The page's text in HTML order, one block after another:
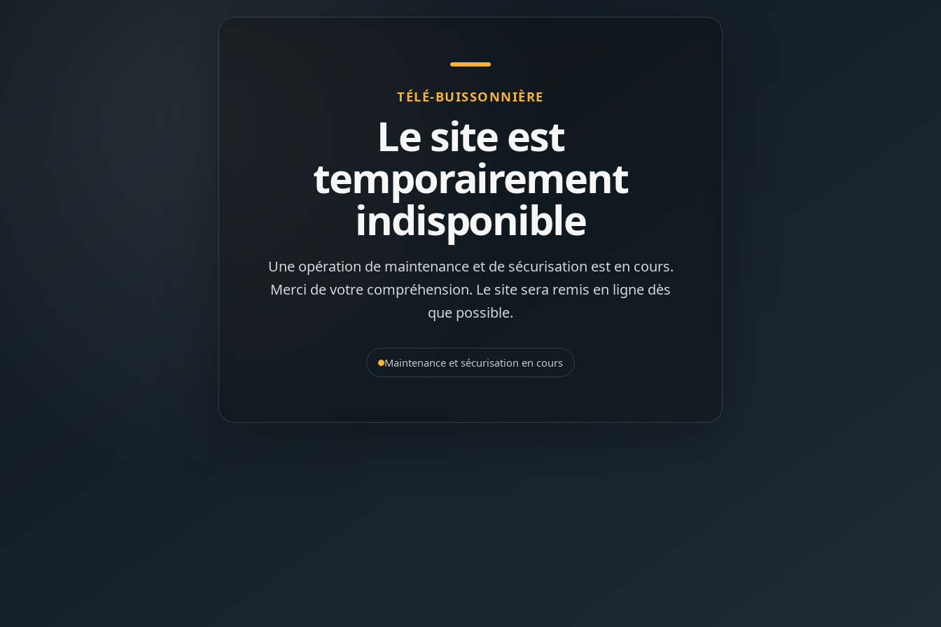
TÉLÉ-BUISSONNIÈRE
Le site est
temporairement
indisponible
Une opération de maintenance et de sécurisation est en cours.
Merci de votre compréhension. Le site sera remis en ligne dès
que possible.
Maintenance et sécurisation en cours